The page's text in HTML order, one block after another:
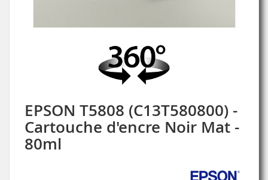
EPSON T5808 (C13T580800) -
Cartouche d'encre Noir Mat -
80ml
images
gallery